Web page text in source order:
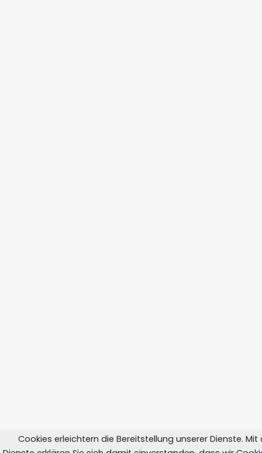
Cookies erleichtern die Bereitstellung unserer Dienste. Mit